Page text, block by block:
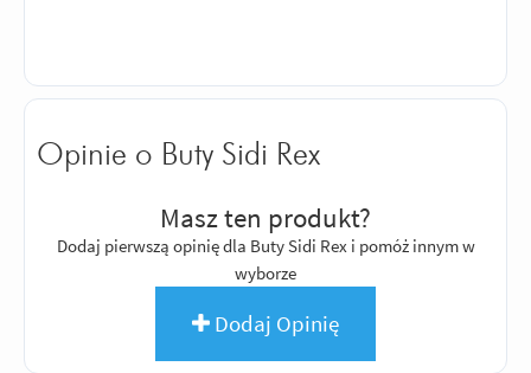
Opinie o Buty Sidi Rex
Masz ten produkt?
Dodaj pierwszą opinię dla Buty Sidi Rex i pomóż innym w
wyborze
Dodaj Opinię